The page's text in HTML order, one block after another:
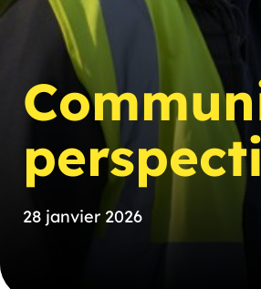
28 janvier 2026